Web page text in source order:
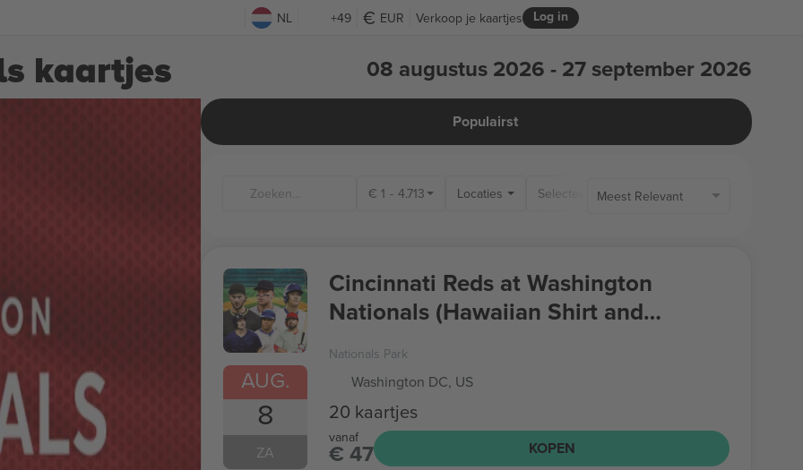
NL +49 EUR Log in
Verkoop je kaartjes
kaartjes 08 augustus 2026 - 27 september 2026
Populairst
€ 1 - 4.713 Locaties Meest Relevant
AUG.
8
ZA
Cincinnati Reds at Washington
Nationals (Hawaiian Shirt and
Shorts Set Giveaway)
Nationals Park
Washington DC, US
20 kaartjes
vanaf
€ 47 KOPEN